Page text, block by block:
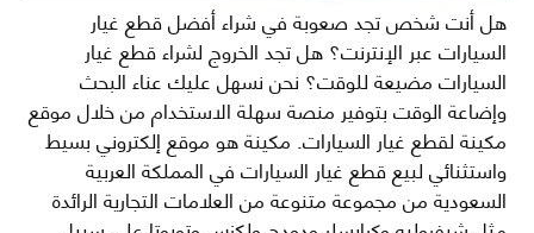
هل أنت شخص تجد صعوبة في شراء أفضل قطع غيار
السيارات عبر الإنترنت؟ هل تجد الخروج لشراء قطع غيار
السيارات مضيعة للوقت؟ نحن نسهل عليك عناء البحث
وإضاعة الوقت بتوفير منصة سهلة الاستخدام من خلال موقع
مكينة لقطع غيار السيارات. مكينة هو موقع إلكتروني بسيط
واستثنائي لبيع قطع غيار السيارات في المملكة العربية
السعودية من مجموعة متنوعة من العلامات التجارية الرائدة